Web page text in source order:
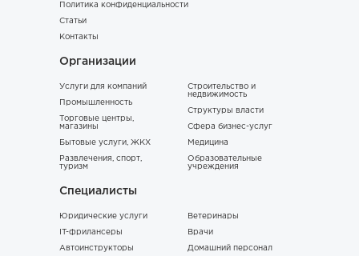
Политика конфиденциальности
Статьи
Контакты
Организации
Услуги для компаний
Промышленность
Торговые центры,
магазины
Бытовые услуги, ЖКХ
Развлечения, спорт,
туризм
Строительство и
недвижимость
Структуры власти
Сфера бизнес-услуг
Медицина
Образовательные
учреждения
Специалисты
Юридические услуги
IT-фрилансеры
Автоинструкторы
Ветеринары
Врачи
Домашний персонал